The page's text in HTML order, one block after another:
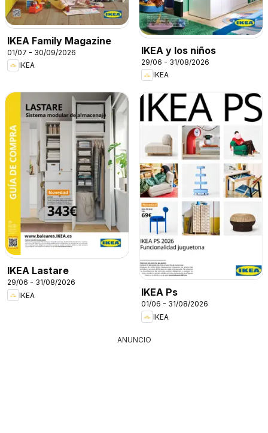
IKEA Family Magazine
01/07 - 30/09/2026
IKEA
IKEA y los niños
29/06 - 31/08/2026
IKEA
IKEA Lastare
29/06 - 31/08/2026
IKEA
IKEA Ps
01/06 - 31/08/2026
IKEA
ANUNCIO